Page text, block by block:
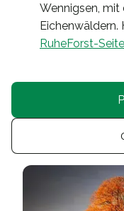
Wennigsen,
Eichenwäldern.
RuheForst-Seite